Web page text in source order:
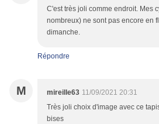
C'est très joli comme endroit. Mes
nombreux) ne sont pas encore en
dimanche.
Répondre
M mireille63 11/09/2021 20:31
Très joli choix d'image avec ce
bises